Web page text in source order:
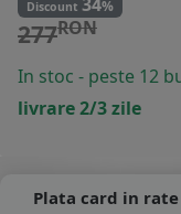
Discount %
277RON
In stoc - peste 12
livrare 2/3 zile
Plata card in rate